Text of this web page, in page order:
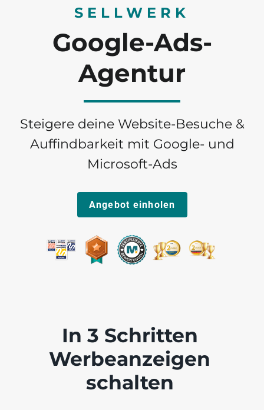
SELLWERK
Google-Ads-
Agentur
Steigere deine Website-Besuche &
Auffindbarkeit mit Google- und
Microsoft-Ads
Angebot einholen
In 3 Schritten
Werbeanzeigen
schalten